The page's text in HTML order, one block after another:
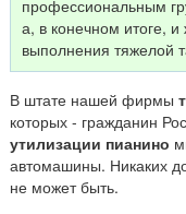
профессиональным
а, в конечном итоге, и
выполнения тяжелой
В штате нашей фирмы
которых - гражданин
утилизации пианино
автомашины. Никаких
не может быть.